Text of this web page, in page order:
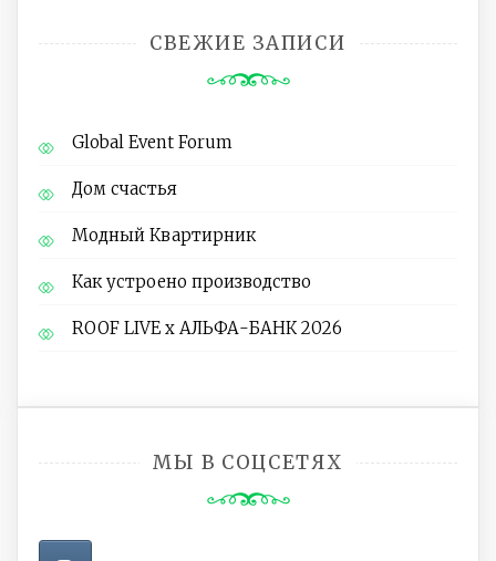
СВЕЖИЕ ЗАПИСИ
Global Event Forum
Дом счастья
Модный Квартирник
Как устроено производство
ROOF LIVE x АЛЬФА-БАНК 2026
МЫ В СОЦСЕТЯХ